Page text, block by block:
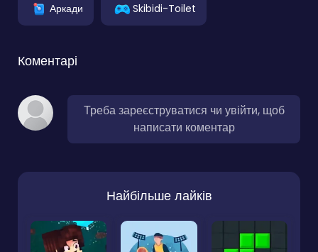
Аркади Skibidi-Toilet
Коментарі
Треба зареєструватися чи увійти, щоб
написати коментар
Найбільше лайків